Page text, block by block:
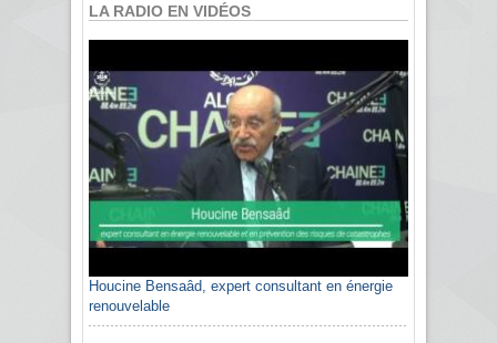
LA RADIO EN VIDÉOS
Houcine Bensaâd, expert consultant en énergie
renouvelable